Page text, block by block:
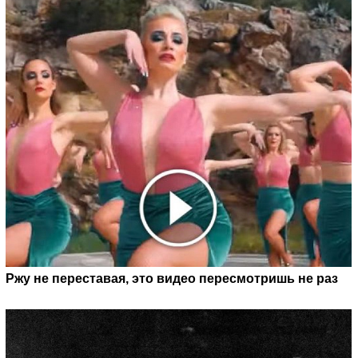
Ржу не переставая, это видео пересмотришь не раз